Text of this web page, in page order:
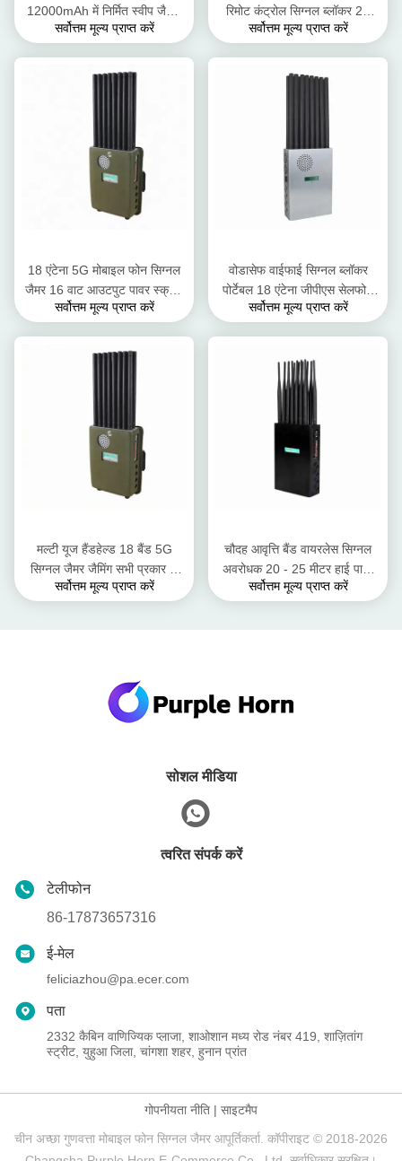
12000mAh में निर्मित स्वीप जैमिंग
आरसी सिग्नल जैमर
सर्वोत्तम मूल्य प्राप्त करें
रिमोट कंट्रोल सिग्नल ब्लॉकर 25
मीटर कवर त्रिज्या
सर्वोत्तम मूल्य प्राप्त करें
18 एंटेना 5G मोबाइल फोन सिग्नल
जैमर 16 वाट आउटपुट पावर स्क्रीन
डिस्प्ले
सर्वोत्तम मूल्य प्राप्त करें
वोडासेफ वाईफाई सिग्नल ब्लॉकर
पोर्टेबल 18 एंटेना जीपीएस सेलफोन
सिग्नल जैमर
सर्वोत्तम मूल्य प्राप्त करें
मल्टी यूज हैंडहेल्ड 18 बैंड 5G
सिग्नल जैमर जैमिंग सभी प्रकार के
वायरलेस डिवाइस
सर्वोत्तम मूल्य प्राप्त करें
चौदह आवृत्ति बैंड वायरलेस सिग्नल
अवरोधक 20 - 25 मीटर हाई पावर
हैंडहेल्ड
सर्वोत्तम मूल्य प्राप्त करें
सोशल मीडिया
त्वरित संपर्क करें
टेलीफोन
86-17873657316
ई-मेल
feliciazhou@pa.ecer.com
पता
2332 कैबिन वाणिज्यिक प्लाजा, शाओशान मध्य रोड नंबर 419, शाज़ितांग
स्ट्रीट, युहुआ जिला, चांगशा शहर, हुनान प्रांत
गोपनीयता नीति | साइटमैप
चीन अच्छा गुणवत्ता मोबाइल फोन सिग्नल जैमर आपूर्तिकर्ता. कॉपीराइट © 2018-2026